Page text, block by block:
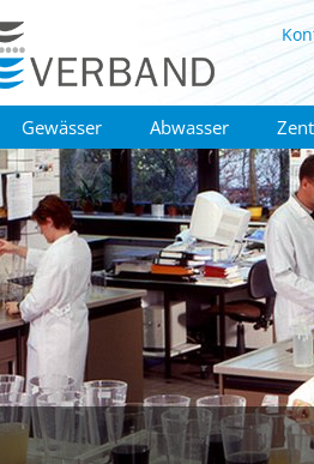
Gewässer Abwasser